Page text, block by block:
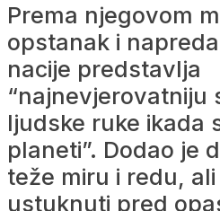
Prema njegovom
opstanak i
nacije predstavlja
“najnevjerovatniju
ljudske ruke ikada
planeti”. Dodao je
teže miru i redu,
ustuknuti pred